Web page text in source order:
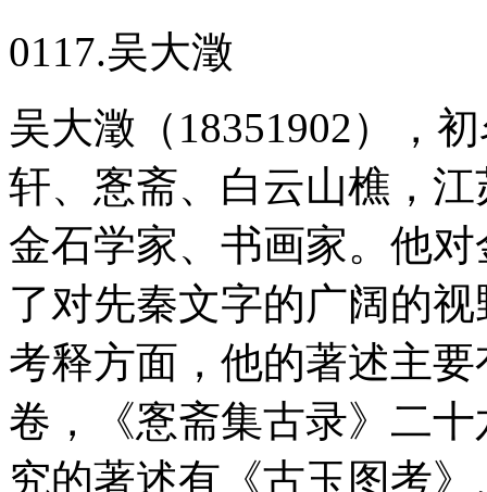
0117.吴大澂
吴大澂（18351902），
轩、愙斋、白云山樵，
金石学家、书画家。他
了对先秦文字的广阔的
考释方面，他的著述主
卷，《愙斋集古录》二
究的著述有《古玉图考